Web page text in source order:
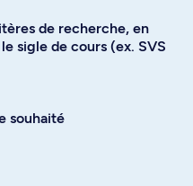
de recherche, en
sigle de cours (ex. SVS
souhaité